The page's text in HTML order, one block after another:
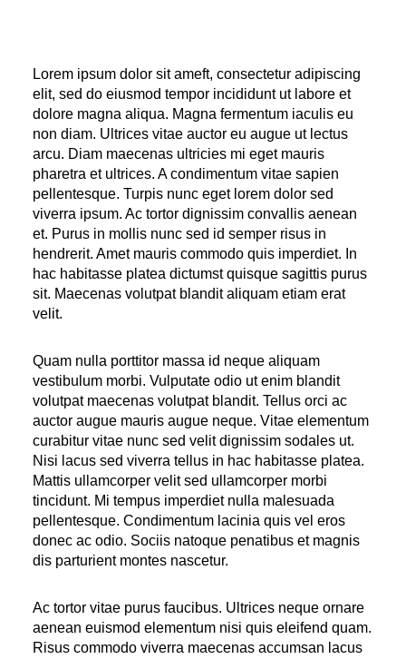
Lorem ipsum dolor sit ameft, consectetur adipiscing
elit, sed do eiusmod tempor incididunt ut labore et
dolore magna aliqua. Magna fermentum iaculis eu
non diam. Ultrices vitae auctor eu augue ut lectus
arcu. Diam maecenas ultricies mi eget mauris
pharetra et ultrices. A condimentum vitae sapien
pellentesque. Turpis nunc eget lorem dolor sed
viverra ipsum. Ac tortor dignissim convallis aenean
et. Purus in mollis nunc sed id semper risus in
hendrerit. Amet mauris commodo quis imperdiet. In
hac habitasse platea dictumst quisque sagittis purus
sit. Maecenas volutpat blandit aliquam etiam erat
velit.
Quam nulla porttitor massa id neque aliquam
vestibulum morbi. Vulputate odio ut enim blandit
volutpat maecenas volutpat blandit. Tellus orci ac
auctor augue mauris augue neque. Vitae elementum
curabitur vitae nunc sed velit dignissim sodales ut.
Nisi lacus sed viverra tellus in hac habitasse platea.
Mattis ullamcorper velit sed ullamcorper morbi
tincidunt. Mi tempus imperdiet nulla malesuada
pellentesque. Condimentum lacinia quis vel eros
donec ac odio. Sociis natoque penatibus et magnis
dis parturient montes nascetur.
Ac tortor vitae purus faucibus. Ultrices neque ornare
aenean euismod elementum nisi quis eleifend quam.
Risus commodo viverra maecenas accumsan lacus